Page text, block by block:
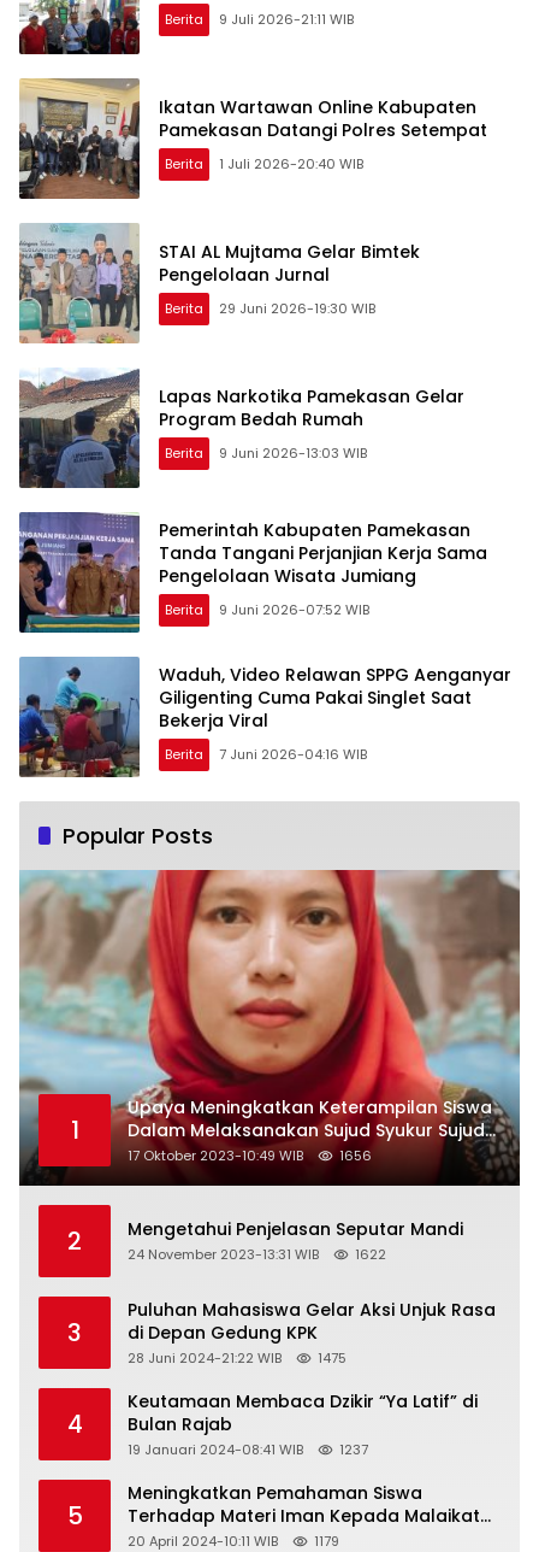
Berita 9 Juli 2026-21:11 WIB
Ikatan Wartawan Online Kabupaten
Pamekasan Datangi Polres Setempat
Berita 1 Juli 2026-20:40 WIB
STAI AL Mujtama Gelar Bimtek
Pengelolaan Jurnal
Berita 29 Juni 2026-19:30 WIB
Lapas Narkotika Pamekasan Gelar
Program Bedah Rumah
Berita 9 Juni 2026-13:03 WIB
Pemerintah Kabupaten Pamekasan
Tanda Tangani Perjanjian Kerja Sama
Pengelolaan Wisata Jumiang
Berita 9 Juni 2026-07:52 WIB
Waduh, Video Relawan SPPG Aenganyar
Giligenting Cuma Pakai Singlet Saat
Bekerja Viral
Berita 7 Juni 2026-04:16 WIB
Popular Posts
1
Upaya Meningkatkan Keterampilan Siswa
Dalam Melaksanakan Sujud Syukur Sujud
Sahwi dan Sujud Tilawah Dengan
Menggunakan Model Pembelajaran
Nujum Sampang
17 Oktober 2023-10:49 WIB 1656
2 Mengetahui Penjelasan Seputar Mandi
24 November 2023-13:31 WIB 1622
3
Puluhan Mahasiswa Gelar Aksi Unjuk Rasa
di Depan Gedung KPK
28 Juni 2024-21:22 WIB 1475
4
Keutamaan Membaca Dzikir “Ya Latif” di
Bulan Rajab
19 Januari 2024-08:41 WIB 1237
5
Meningkatkan Pemahaman Siswa
Terhadap Materi Iman Kepada Malaikat
Allah Melalui Metode Pembelajaran
20 April 2024-10:11 WIB 1179